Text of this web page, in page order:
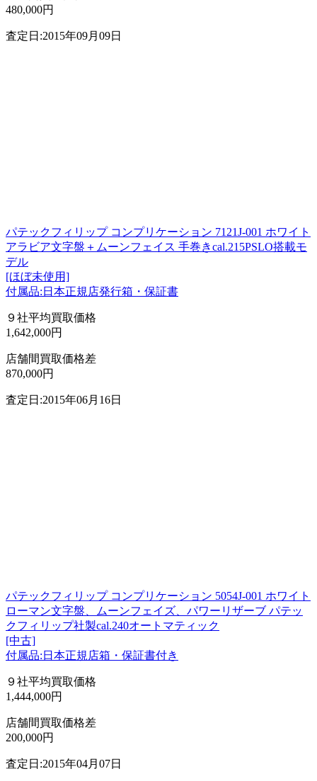
480,000円
査定日:2015年09月09日
パテックフィリップ コンプリケーション 7121J-001 ホワイト
アラビア文字盤＋ムーンフェイス 手巻きcal.215PSLO搭載モ
デル
[ほぼ未使用]
付属品:日本正規店発行箱・保証書
９社平均買取価格
1,642,000円
店舗間買取価格差
870,000円
査定日:2015年06月16日
パテックフィリップ コンプリケーション 5054J-001 ホワイト
ローマン文字盤、ムーンフェイズ、パワーリザーブ パテッ
クフィリップ社製cal.240オートマティック
[中古]
付属品:日本正規店箱・保証書付き
９社平均買取価格
1,444,000円
店舗間買取価格差
200,000円
査定日:2015年04月07日